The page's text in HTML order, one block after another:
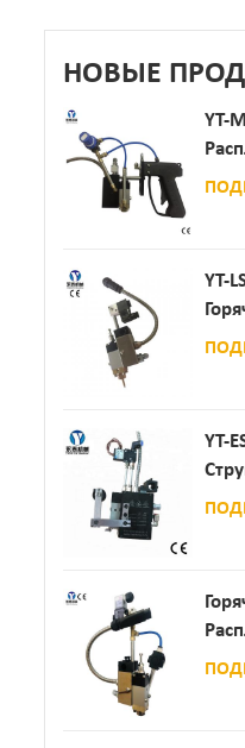
НОВЫЕ
YT-
YT-
YT-